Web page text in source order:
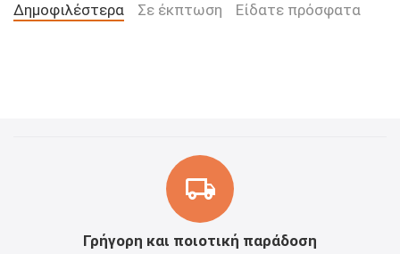
Δημοφιλέστερα Σε έκπτωση Είδατε πρόσφατα
Γρήγορη και ποιοτική παράδοση